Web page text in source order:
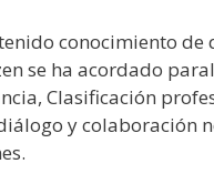
conocimiento
se ha acordado
Clasificación
y colaboración